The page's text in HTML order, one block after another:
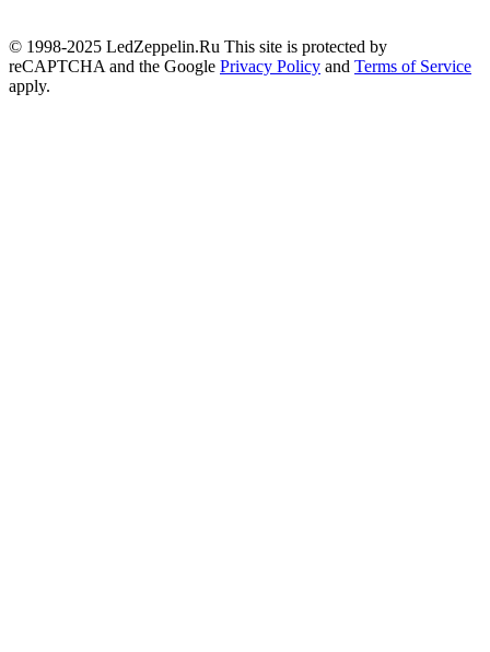
© 1998-2025 LedZeppelin.Ru This site is protected by
reCAPTCHA and the Google Privacy Policy and Terms of Service
apply.